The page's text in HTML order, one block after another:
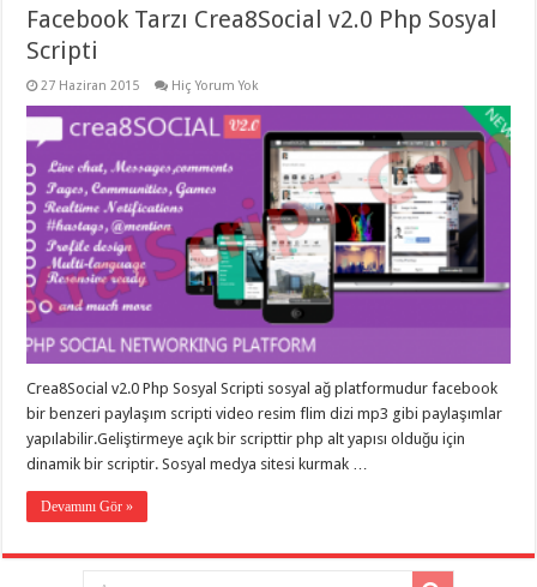
evden
taşımacılık,
gaziantep
asansörlü
gaziantep
evden
taşımacılık,
gaziantep
organizasyon,
gaziantep
organizasyon,
gaziantep
organizasyon,
gaziantep
organizasyon,
gaziantep
organizasyon,
organizasyon,
gaziantep
palyaço,
twitter
takipçi
twitter
takipçi
instagram
Facebook Tarzı Crea8Social v2.0 Php Sosyal
Scripti
27 Haziran 2015 Hiç Yorum Yok
Crea8Social v2.0 Php Sosyal Scripti sosyal ağ platformudur facebook
bir benzeri paylaşım scripti video resim flim dizi mp3 gibi paylaşımlar
yapılabilir.Geliştirmeye açık bir scripttir php alt yapısı olduğu için
dinamik bir scriptir. Sosyal medya sitesi kurmak …
Devamını Gör »